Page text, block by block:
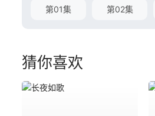
第01集 第02集
猜你喜欢